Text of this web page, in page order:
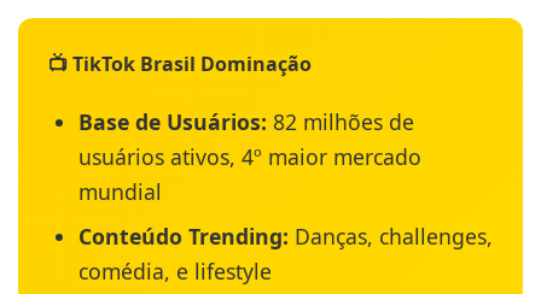
📺 TikTok Brasil Dominação
Base de Usuários: 82 milhões de
usuários ativos, 4º maior mercado
mundial
Conteúdo Trending: Danças, challenges,
comédia, e lifestyle